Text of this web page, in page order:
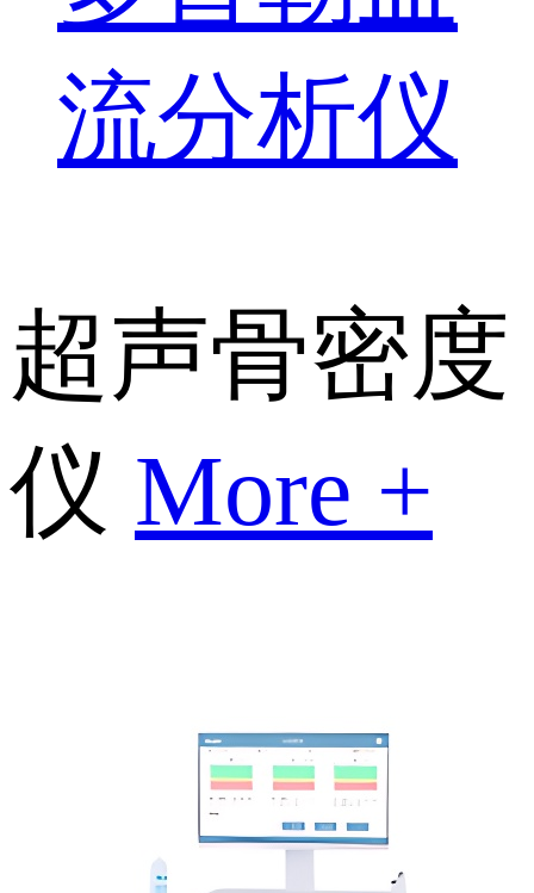
流分析仪
超声骨密度
仪 More +